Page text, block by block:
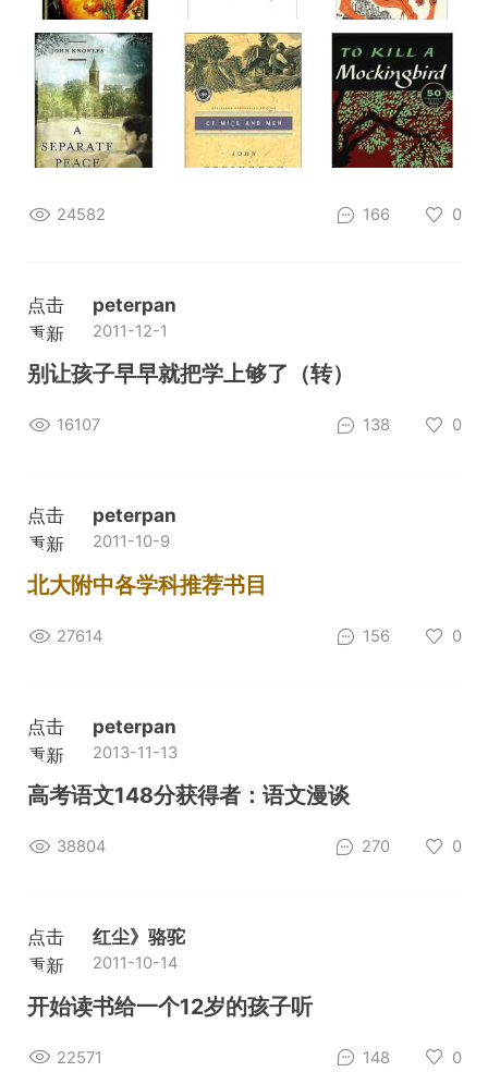
24582 166 0
点击
重新
加载
peterpan
2011-12-1
别让孩子早早就把学上够了（转）
16107 138 0
点击
重新
加载
peterpan
2011-10-9
北大附中各学科推荐书目
27614 156 0
点击
重新
加载
peterpan
2013-11-13
高考语文148分获得者：语文漫谈
38804 270 0
点击
重新
加载
红尘》骆驼
2011-10-14
开始读书给一个12岁的孩子听
22571 148 0